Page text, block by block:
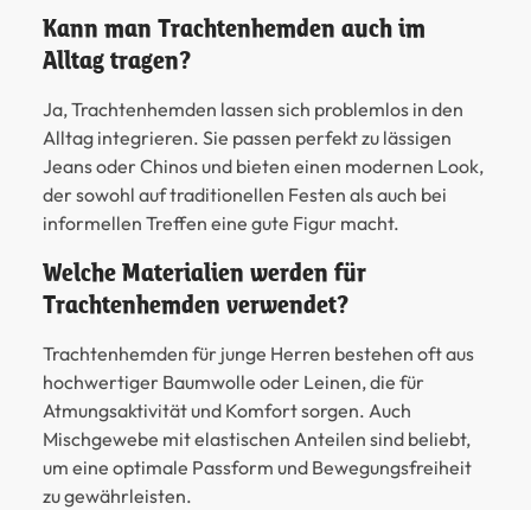
Kann man Trachtenhemden auch im
Alltag tragen?
Ja, Trachtenhemden lassen sich problemlos in den
Alltag integrieren. Sie passen perfekt zu lässigen
Jeans oder Chinos und bieten einen modernen Look,
der sowohl auf traditionellen Festen als auch bei
informellen Treffen eine gute Figur macht.
Welche Materialien werden für
Trachtenhemden verwendet?
Trachtenhemden für junge Herren bestehen oft aus
hochwertiger Baumwolle oder Leinen, die für
Atmungsaktivität und Komfort sorgen. Auch
Mischgewebe mit elastischen Anteilen sind beliebt,
um eine optimale Passform und Bewegungsfreiheit
zu gewährleisten.